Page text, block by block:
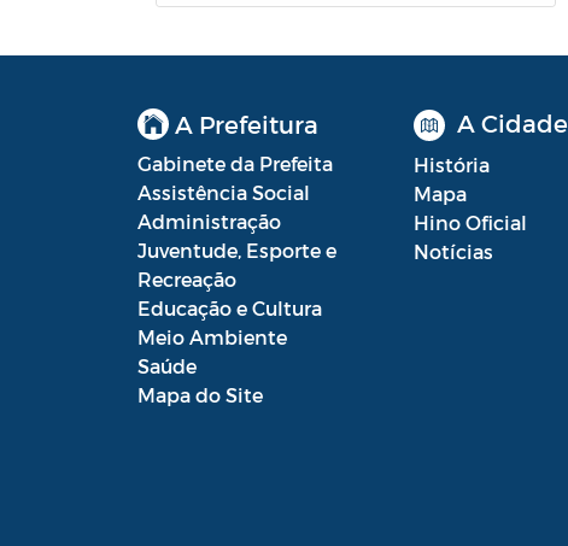
Lei Aldir Blanc - PNAB 2025
Lei Aldir Blanc - EDITAL
CULTURAIS
Lei Aldir Blanc - SUBSÍDIO
EMERGENCIAL DA CULTURA
Lei Complementar
Leis Sobre o Coronavírus COVID-19
A Prefeitura
Gabinete da Prefeita
Assistência Social
Administração
Juventude, Esporte e
Recreação
Educação e Cultura
Meio Ambiente
Saúde
Mapa do Site
A Cidade
História
Mapa
Hino Oficial
Notícias